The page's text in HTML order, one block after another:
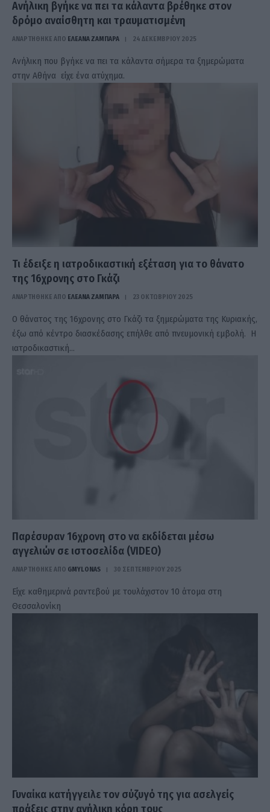
Ανήλικη βγήκε να πει τα κάλαντα βρέθηκε στον
δρόμο αναίσθητη και τραυματισμένη
ΑΝΑΡΤΗΘΗΚΕ ΑΠΟ ΕΛΕΑΝΑ ΖΑΜΠΑΡΑ 24 ΔΕΚΕΜΒΡΊΟΥ 2025
Ανήλικη που βγήκε να πει τα κάλαντα σήμερα τα ξημερώματα
στην Αθήνα είχε ένα ατύχημα.
Τι έδειξε η ιατροδικαστική εξέταση για το θάνατο
της 16χρονης στο Γκάζι
ΑΝΑΡΤΗΘΗΚΕ ΑΠΟ ΕΛΕΑΝΑ ΖΑΜΠΑΡΑ 23 ΟΚΤΩΒΡΊΟΥ 2025
Ο θάνατος της 16χρονης στο Γκάζι τα ξημερώματα της Κυριακής,
έξω από κέντρο διασκέδασης επήλθε από πνευμονική εμβολή. Η
ιατροδικαστική…
Παρέσυραν 16χρονη στο να εκδίδεται μέσω
αγγελιών σε ιστοσελίδα (VIDEO)
ΑΝΑΡΤΗΘΗΚΕ ΑΠΟ GMYLONAS 30 ΣΕΠΤΕΜΒΡΊΟΥ 2025
Είχε καθημερινά ραντεβού με τουλάχιστον 10 άτομα στη
Θεσσαλονίκη
Γυναίκα κατήγγειλε τον σύζυγό της για ασελγείς
πράξεις στην ανήλικη κόρη τους